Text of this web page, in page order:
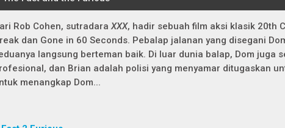
Rob Cohen, sutradaraXXX, hadir sebuah film aksi klasik 20th
dan Gone in 60 Seconds. Pebalap jalanan yang disegani
langsung berteman baik. Di luar dunia balap, Dom juga
dan Brian adalah polisi yang menyamar ditugaskan
menangkap Dom...